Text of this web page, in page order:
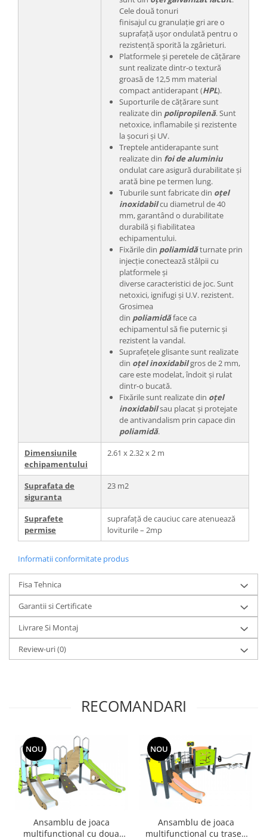
Cele două tonuri
finisajul cu granulație gri are o
suprafață ușor ondulată pentru o
rezistență sporită la zgârieturi.
Platformele și peretele de cățărare
sunt realizate dintr-o textură
groasă de 12,5 mm material
compact antiderapant (HPL).
Suporturile de cățărare sunt
realizate din polipropilenă. Sunt
netoxice, inflamabile și rezistente
la șocuri și UV.
Treptele antiderapante sunt
realizate din foi de aluminiu
ondulat care asigură durabilitate și
arată bine pe termen lung.
Tuburile sunt fabricate din oțel
inoxidabilcu diametrul de 40
mm, garantând o durabilitate
durabilă și fiabilitatea
echipamentului.
Fixările din poliamidăturnate prin
injecție conectează stâlpii cu
platformele și
diverse caracteristici de joc. Sunt
netoxici, ignifugi și U.V. rezistent.
Grosimea
din poliamidăface ca
echipamentul să fie puternic și
rezistent la vandal.
Suprafețele glisante sunt realizate
din oțel inoxidabilgros de 2 mm,
care este modelat, îndoit și rulat
dintr-o bucată.
Fixările sunt realizate din oțel
inoxidabilsau placat și protejate
de antivandalism prin capace din
poliamidă.
Dimensiunile
echipamentului
2.61 x 2.32 x 2 m
Suprafata de
siguranta
23 m2
Suprafete
permise
suprafață de cauciuc care atenuează
loviturile – 2mp
Informatii conformitate produs
Fisa Tehnica
Garantii si Certificate
Livrare Si Montaj
Review-uri(0)
RECOMANDARI
NOU
Ansamblu de joaca
multifunctional cu doua
NOU
Ansamblu de joaca
multifunctional cu traseu